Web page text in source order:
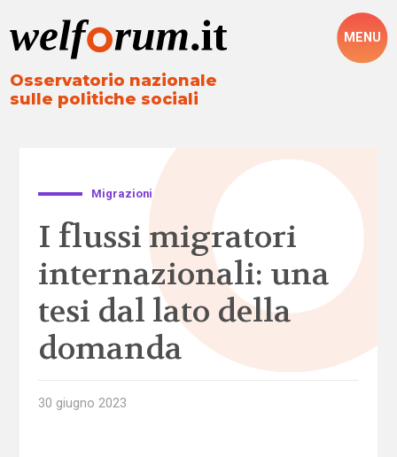
Osservatorio nazionale
sulle politiche sociali
MENU
Migrazioni
I flussi migratori
internazionali: una
tesi dal lato della
domanda
30 giugno 2023